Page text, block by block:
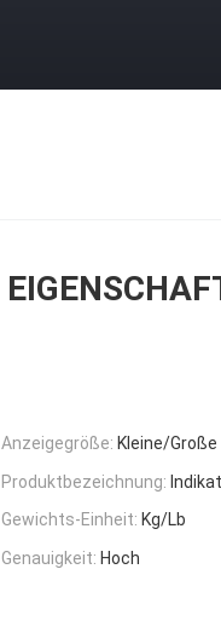
Anzeigegröße: Kleine/Große
Produktbezeichnung:
Gewichts-Einheit: Kg/Lb
Genauigkeit: Hoch